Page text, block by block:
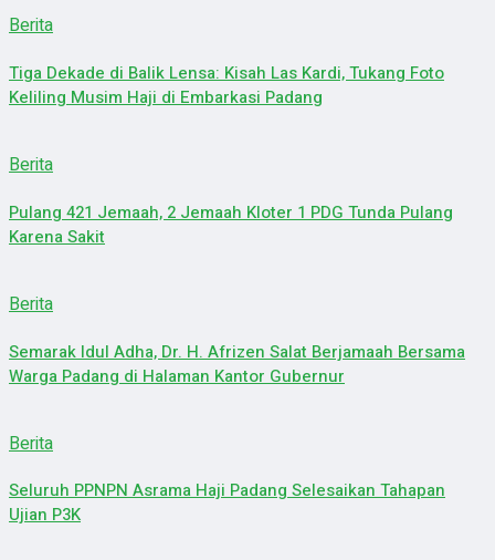
Berita
Tiga Dekade di Balik Lensa: Kisah Las Kardi, Tukang Foto
Keliling Musim Haji di Embarkasi Padang
Berita
Pulang 421 Jemaah, 2 Jemaah Kloter 1 PDG Tunda Pulang
Karena Sakit
Berita
Semarak Idul Adha, Dr. H. Afrizen Salat Berjamaah Bersama
Warga Padang di Halaman Kantor Gubernur
Berita
Seluruh PPNPN Asrama Haji Padang Selesaikan Tahapan
Ujian P3K